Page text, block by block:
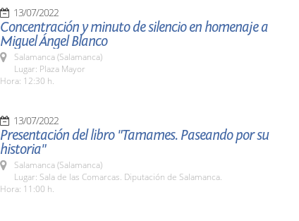
13/07/2022
Concentración y minuto de silencio en homenaje a
Miguel Ángel Blanco
Salamanca (Salamanca)
Lugar: Plaza Mayor
Hora: 12:30 h.
13/07/2022
Presentación del libro "Tamames. Paseando por su
historia"
Salamanca (Salamanca)
Lugar: Sala de las Comarcas. Diputación de Salamanca.
Hora: 11:00 h.